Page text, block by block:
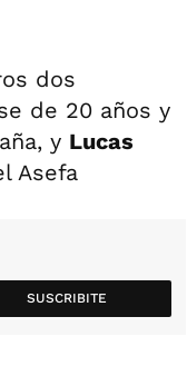
dos
de 20 años y
y Lucas
Asefa
SUSCRIBITE